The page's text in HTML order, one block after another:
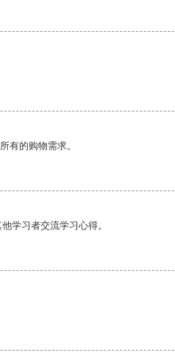
有的购物需求。
学习者交流学习心得。